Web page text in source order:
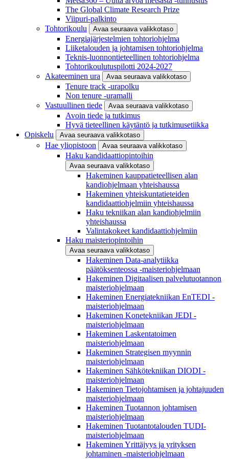
The Global Climate Research Prize
Viipuri-palkinto
Tohtorikoulu
Avaa seuraava valikkotaso
Energiajärjestelmien tohtoriohjelma
Liiketalouden ja johtamisen tohtoriohjelma
Teknis-luonnontieteellinen tohtoriohjelma
Tohtorikoulutuspilotti 2024-2027
Akateeminen ura
Avaa seuraava valikkotaso
Tenure track -urapolku
Non tenure -uramalli
Vastuullinen tiede
Avaa seuraava valikkotaso
Avoin tiede ja tutkimus
Hyvä tieteellinen käytäntö ja tutkimusetiikka
Opiskelu
Avaa seuraava valikkotaso
Hae yliopistoon Avaa seuraava valikkotaso
Haku kandidaattiopintoihin
Avaa seuraava valikkotaso
Hakeminen kauppatieteellisen alan
kandiohjelmaan yhteishaussa
Hakeminen yhteiskuntatieteiden
kandidaattiohjelmiin yhteishaussa
Haku tekniikan alan kandiohjelmiin
yhteishaussa
Valintakokeet kandidaattiohjelmiin
Haku maisteriopintoihin
Avaa seuraava valikkotaso
Hakeminen Data-analytiikka
päätöksenteossa -maisteriohjelmaan
Hakeminen Digitaalisen palvelutuotannon
maisteriohjelmaan
Hakeminen Energiatekniikan EnTEDI -
maisteriohjelmaan
Hakeminen Konetekniikan JEDI -
maisteriohjelmaan
Hakeminen Laskentatoimen
maisteriohjelmaan
Hakeminen Strategisen myynnin
maisteriohjelmaan
Hakeminen Sähkötekniikan DIODI -
maisteriohjelmaan
Hakeminen Tietojohtamisen ja johtajuuden
maisteriohjelmaan
Hakeminen Tuotannon johtamisen
maisteriohjelmaan
Hakeminen Tuotantotalouden TUDI-
maisteriohjelmaan
Hakeminen Yrittäjyys ja yrityksen
johtaminen -maisteriohjelmaan